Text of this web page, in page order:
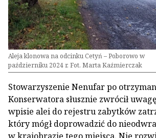
Aleja klonowa na odcinku Cetyń – Poborowo w
październiku 2024 r. Fot. Marta Kaźmierczak
Stowarzyszenie Nenufar po
Konserwatora słusznie zwrócił
wpisie alei do rejestru zabytków
który mógł doprowadzić do
w krajobrazie tego miejsca. Nie